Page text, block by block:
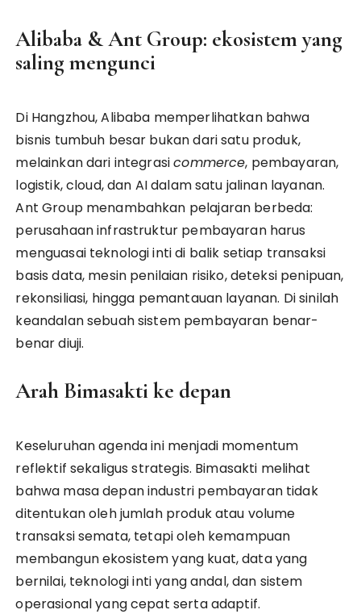
Alibaba & Ant Group: ekosistem yang
saling mengunci
Di Hangzhou, Alibaba memperlihatkan bahwa
bisnis tumbuh besar bukan dari satu produk,
melainkan dari integrasicommerce, pembayaran,
logistik, cloud, dan AI dalam satu jalinan layanan.
Ant Group menambahkan pelajaran berbeda:
perusahaan infrastruktur pembayaran harus
menguasai teknologi inti di balik setiap transaksi
basis data, mesin penilaian risiko, deteksi penipuan,
rekonsiliasi, hingga pemantauan layanan. Di sinilah
keandalan sebuah sistem pembayaran benar-
benar diuji.
Arah Bimasakti ke depan
Keseluruhan agenda ini menjadi momentum
reflektif sekaligus strategis. Bimasakti melihat
bahwa masa depan industri pembayaran tidak
ditentukan oleh jumlah produk atau volume
transaksi semata, tetapi oleh kemampuan
membangun ekosistem yang kuat, data yang
bernilai, teknologi inti yang andal, dan sistem
operasional yang cepat serta adaptif.